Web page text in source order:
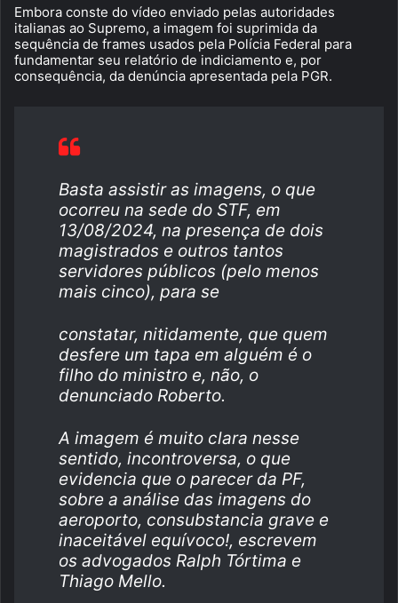
Embora conste do vídeo enviado pelas autoridades
italianas ao Supremo, a imagem foi suprimida da
sequência de frames usados pela Polícia Federal para
fundamentar seu relatório de indiciamento e, por
consequência, da denúncia apresentada pela PGR.
Basta assistir as imagens, o que
ocorreu na sede do STF, em
13/08/2024, na presença de dois
magistrados e outros tantos
servidores públicos (pelo menos
mais cinco), para se
constatar, nitidamente, que quem
desfere um tapa em alguém é o
filho do ministro e, não, o
denunciado Roberto.
A imagem é muito clara nesse
sentido, incontroversa, o que
evidencia que o parecer da PF,
sobre a análise das imagens do
aeroporto, consubstancia grave e
inaceitável equívoco!, escrevem
os advogados Ralph Tórtima e
Thiago Mello.